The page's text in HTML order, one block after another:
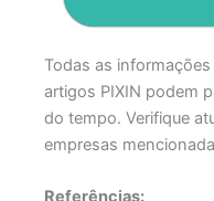
Todas as
artigos PIXIN podem
do tempo. Verifique
empresas
Referências: